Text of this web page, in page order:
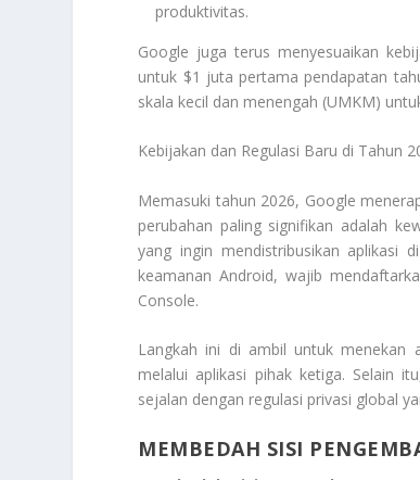
produktivitas.
Google juga terus menyesuaikan
untuk $1 juta pertama pendapatan
skala kecil dan menengah (UMKM)
Kebijakan dan Regulasi Baru di Tahun
Memasuki tahun 2026, Google
perubahan paling signifikan adalah
yang ingin mendistribusikan aplikasi
keamanan Android, wajib
Console.
Langkah ini di ambil untuk menekan
melalui aplikasi pihak ketiga. Selain
sejalan dengan regulasi privasi global
MEMBEDAH SISI